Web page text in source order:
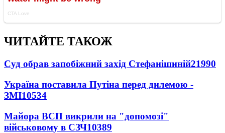
ЧИТАЙТЕ ТАКОЖ
Суд обрав запобіжний захід Стефанішиній21990
Україна поставила Путіна перед дилемою -
ЗМІ10534
Майора ВСП викрили на "допомозі"
військовому в СЗЧ10389